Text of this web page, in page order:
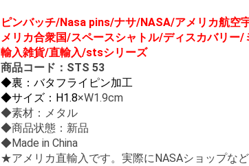
ピンバッチ/Nasa pins/ナサ/NASA/アメリカ航
メリカ合衆国/スペースシャトル/ディスカバリー
輸入雑貨/直輸入/stsシリーズ
商品コード：STS 53
◆裏：バタフライピン加工
◆サイズ：H1.8×W1.9cm
◆素材：メタル
◆商品状態：新品
◆Made in China
★アメリカ直輸入です。実際にNASAショップな